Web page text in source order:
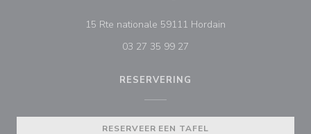
15 Rte nationale 59111 Hordain
03 27 35 99 27
RESERVERING
RESERVEER EEN TAFEL